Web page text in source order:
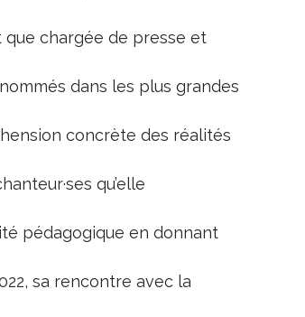
chargée de presse et
dans les plus grandes
concrète des réalités
qu’elle
pédagogique en donnant
sa rencontre avec la